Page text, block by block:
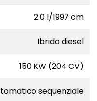
2.0 l/1997 cm
Ibrido diesel
150 KW (204 CV)
sequenziale